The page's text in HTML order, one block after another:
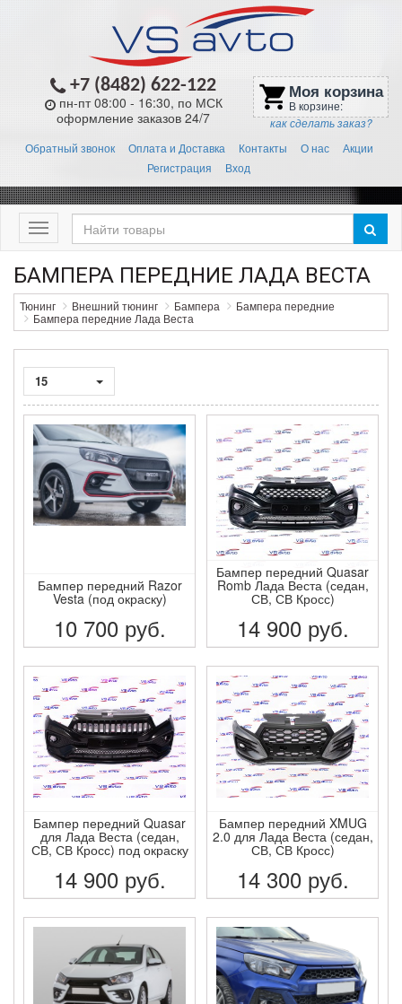
+7 (8482) 622-122
пн-пт 08:00 - 16:30, по МСК
оформление заказов 24/7
shopping_cart Моя корзина
В корзине:
как сделать заказ?
Обратный звонок Оплата и Доставка Контакты О нас
Акции
Регистрация
Вход
Меню
БАМПЕРА ПЕРЕДНИЕ ЛАДА ВЕСТА
Тюнинг Внешний тюнинг Бампера
Бампера передние
Бампера передние Лада Веста
15
Бампер передний Razor
Vesta (под окраску)
10 700 руб.
ПОДРОБНЕЕ
Бампер передний Quasar
Romb Лада Веста (седан,
СВ, СВ Кросс)
14 900 руб.
ПОДРОБНЕЕ
Бампер передний Quasar
для Лада Веста (седан,
СВ, СВ Кросс) под окраску
14 900 руб.
ПОДРОБНЕЕ
Бампер передний XMUG
2.0 для Лада Веста (седан,
СВ, СВ Кросс)
14 300 руб.
ПОДРОБНЕЕ